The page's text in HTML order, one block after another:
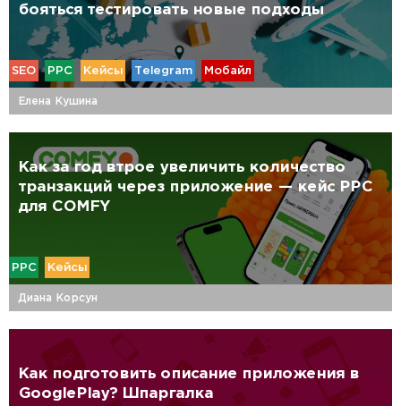
бояться тестировать новые подходы
SEO PPC Кейсы Telegram Мобайл
Елена Кушина
Как за год втрое увеличить количество
транзакций через приложение — кейс PPC
для COMFY
PPC Кейсы
Диана Корсун
Как подготовить описание приложения в
GooglePlay? Шпаргалка